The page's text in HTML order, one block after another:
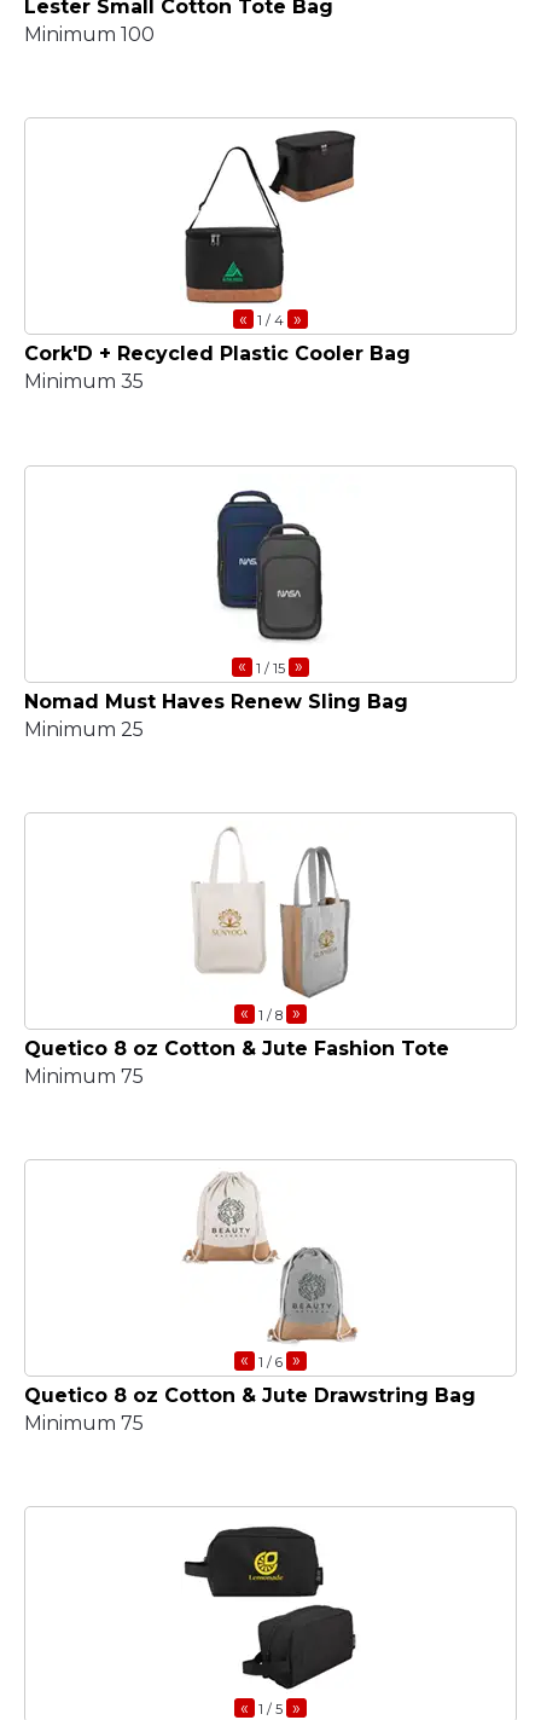
Lester Small Cotton Tote Bag
Minimum 100
« 1 / 4 »
Cork'D + Recycled Plastic Cooler Bag
Minimum 35
« 1 / 15 »
Nomad Must Haves Renew Sling Bag
Minimum 25
« 1 / 8 »
Quetico 8 oz Cotton & Jute Fashion Tote
Minimum 75
« 1 / 6 »
Quetico 8 oz Cotton & Jute Drawstring Bag
Minimum 75
« 1 / 5 »